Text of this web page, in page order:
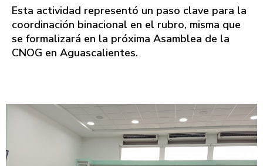
Esta actividad representó un paso clave para la
coordinación binacional en el rubro, misma que
se formalizará en la próxima Asamblea de la
CNOG en Aguascalientes.